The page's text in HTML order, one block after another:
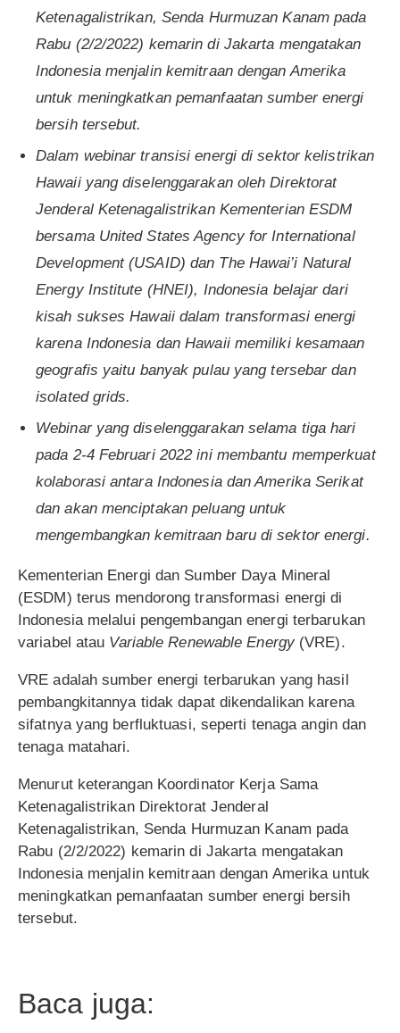
Ketenagalistrikan, Senda Hurmuzan Kanam pada
Rabu (2/2/2022) kemarin di Jakarta mengatakan
Indonesia menjalin kemitraan dengan Amerika
untuk meningkatkan pemanfaatan sumber energi
bersih tersebut.
Dalam webinar transisi energi di sektor kelistrikan
Hawaii yang diselenggarakan oleh Direktorat
Jenderal Ketenagalistrikan Kementerian ESDM
bersama United States Agency for International
Development (USAID) dan The Hawai’i Natural
Energy Institute (HNEI), Indonesia belajar dari
kisah sukses Hawaii dalam transformasi energi
karena Indonesia dan Hawaii memiliki kesamaan
geografis yaitu banyak pulau yang tersebar dan
isolated grids.
Webinar yang diselenggarakan selama tiga hari
pada 2-4 Februari 2022 ini membantu memperkuat
kolaborasi antara Indonesia dan Amerika Serikat
dan akan menciptakan peluang untuk
mengembangkan kemitraan baru di sektor energi.
Kementerian Energi dan Sumber Daya Mineral
(ESDM) terus mendorong transformasi energi di
Indonesia melalui pengembangan energi terbarukan
variabel atau Variable Renewable Energy(VRE).
VRE adalah sumber energi terbarukan yang hasil
pembangkitannya tidak dapat dikendalikan karena
sifatnya yang berfluktuasi, seperti tenaga angin dan
tenaga matahari.
Menurut keterangan Koordinator Kerja Sama
Ketenagalistrikan Direktorat Jenderal
Ketenagalistrikan, Senda Hurmuzan Kanam pada
Rabu (2/2/2022) kemarin di Jakarta mengatakan
Indonesia menjalin kemitraan dengan Amerika untuk
meningkatkan pemanfaatan sumber energi bersih
tersebut.
Baca juga: